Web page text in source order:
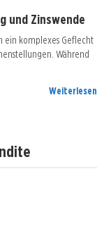
und Zinswende
ein komplexes Geflecht
Während
Weiterlesen